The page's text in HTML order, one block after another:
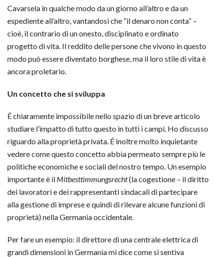
Cavarsela in qualche modo da un giorno all’altro e da un
espediente all’altro, vantandosi che “il denaro non conta” –
cioè, il contrario di un onesto, disciplinato e ordinato
progetto di vita. Il reddito delle persone che vivono in questo
modo può essere diventato borghese, ma il loro stile di vita è
ancora proletario.
Un concetto che si sviluppa
É chiaramente impossibile nello spazio di un breve articolo
studiare l’impatto di tutto questo in tutti i campi. Ho discusso
riguardo alla proprietà privata. É inoltre molto inquietante
vedere come questo concetto abbia permeato sempre più le
politiche economiche e sociali del nostro tempo. Un esempio
importante è il Mitbesttimmungsrecht(la cogestione – il diritto
dei lavoratori e dei rappresentanti sindacali di partecipare
alla gestione di imprese e quindi di rilevare alcune funzioni di
proprietà) nella Germania occidentale.
Per fare un esempio: il direttore di una centrale elettrica di
grandi dimensioni in Germania mi dice come si sentiva